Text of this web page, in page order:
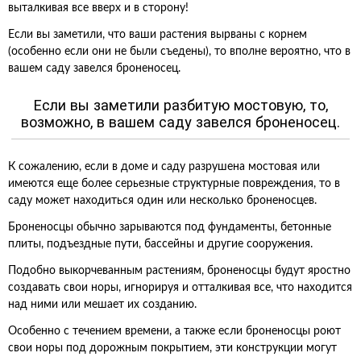
выталкивая все вверх и в сторону!
Если вы заметили, что ваши растения вырваны с корнем
(особенно если они не были съедены), то вполне вероятно, что в
вашем саду завелся броненосец.
Если вы заметили разбитую мостовую, то,
возможно, в вашем саду завелся броненосец.
К сожалению, если в доме и саду разрушена мостовая или
имеются еще более серьезные структурные повреждения, то в
саду может находиться один или несколько броненосцев.
Броненосцы обычно зарываются под фундаменты, бетонные
плиты, подъездные пути, бассейны и другие сооружения.
Подобно выкорчеванным растениям, броненосцы будут яростно
создавать свои норы, игнорируя и отталкивая все, что находится
над ними или мешает их созданию.
Особенно с течением времени, а также если броненосцы роют
свои норы под дорожным покрытием, эти конструкции могут